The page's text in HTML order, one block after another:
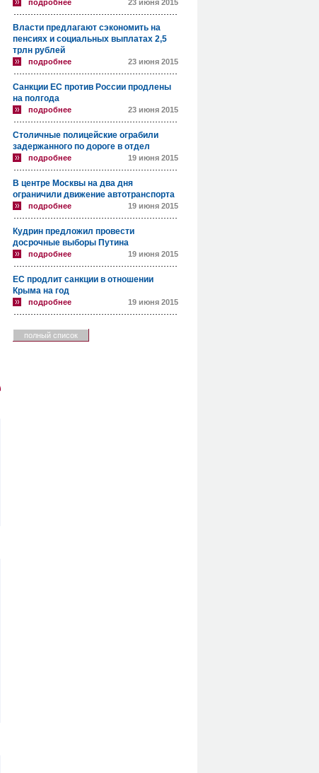
подробнее 23 июня 2015
Власти предлагают сэкономить на
пенсиях и социальных выплатах 2,5
трлн рублей
подробнее 23 июня 2015
Санкции ЕС против России продлены
на полгода
подробнее 23 июня 2015
Столичные полицейские ограбили
задержанного по дороге в отдел
подробнее 19 июня 2015
В центре Москвы на два дня
ограничили движение автотранспорта
подробнее 19 июня 2015
Кудрин предложил провести
досрочные выборы Путина
подробнее 19 июня 2015
ЕС продлит санкции в отношении
Крыма на год
подробнее 19 июня 2015
полный список